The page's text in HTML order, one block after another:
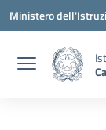
Vai ai contenuti
Vai al menu di
Vai al footer
Ministero